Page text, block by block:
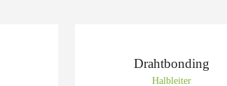
Drahtbonding
Halbleiter